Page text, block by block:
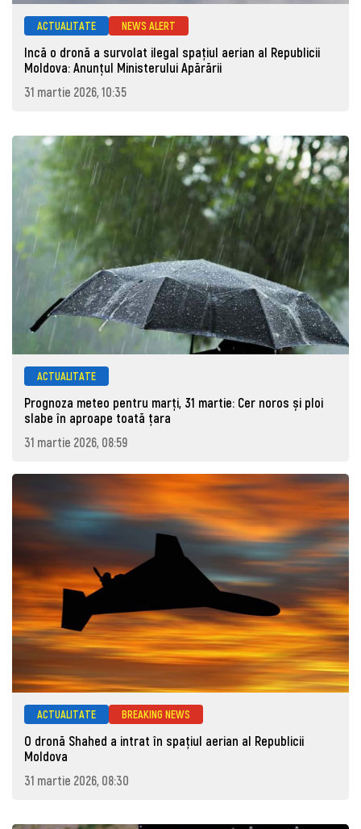
ACTUALITATE NEWS ALERT
Incă o dronă a survolat ilegal spațiul aerian al Republicii
Moldova: Anunţul Ministerului Apărării
31 martie 2026, 10:35
ACTUALITATE
Prognoza meteo pentru marţi, 31 martie: Cer noros și ploi
slabe în aproape toată țara
31 martie 2026, 08:59
ACTUALITATE BREAKING NEWS
O dronă Shahed a intrat în spațiul aerian al Republicii
Moldova
31 martie 2026, 08:30